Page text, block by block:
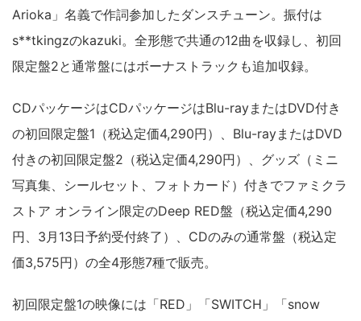
Arioka」名義で作詞参加したダンスチューン。振付は
s**tkingzのkazuki。全形態で共通の12曲を収録し、初回
限定盤2と通常盤にはボーナストラックも追加収録。
CDパッケージはCDパッケージはBlu-rayまたはDVD付き
の初回限定盤1（税込定価4,290円）、Blu-rayまたはDVD
付きの初回限定盤2（税込定価4,290円）、グッズ（ミニ
写真集、シールセット、フォトカード）付きでファミクラ
ストア オンライン限定のDeep RED盤（税込定価4,290
円、3月13日予約受付終了）、CDのみの通常盤（税込定
価3,575円）の全4形態7種で販売。
初回限定盤1の映像には「RED」「SWITCH」「snow